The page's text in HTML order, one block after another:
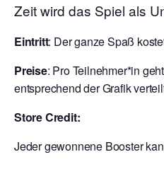
Zeit wird das Spiel als
Eintritt: Der ganze Spaß
Preise: Pro Teilnehmer*in
entsprechend der Grafik
Store Credit:
Jeder gewonnene Booster